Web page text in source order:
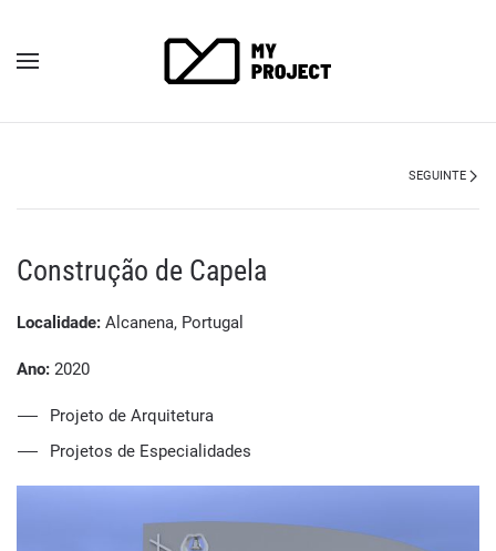
SEGUINTE
Construção de Capela
Localidade: Alcanena, Portugal
Ano: 2020
Projeto de Arquitetura
Projetos de Especialidades